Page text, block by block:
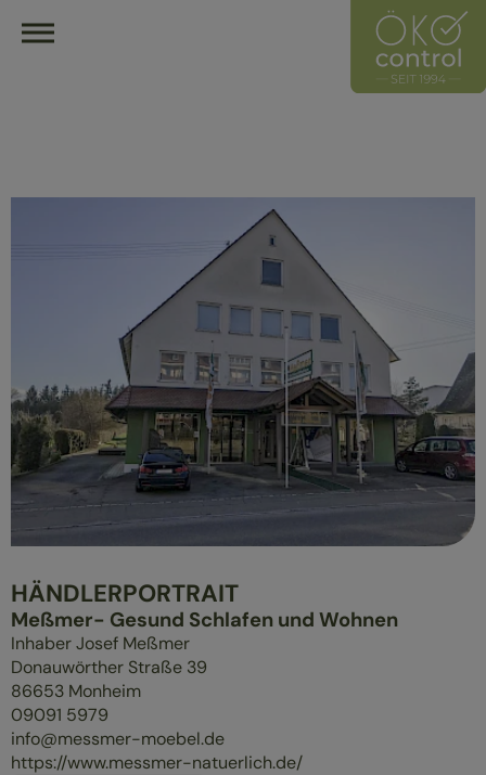
ÜBERBLICK
UNSER LEITZEICHEN
HERSTELLER
MITGLIED WERDEN
HÄNDLER FINDEN
ÖKOLOGISCH EINRICHTEN
ÜBERBLICK
MASSIVHOLZMÖBEL
GESUND SCHLAFEN
HÄNDLERPORTRAIT
Meßmer- Gesund Schlafen und Wohnen
Inhaber Josef Meßmer
Donauwörther Straße 39
86653 Monheim
09091 5979
info@messmer-moebel.de
https://www.messmer-natuerlich.de/